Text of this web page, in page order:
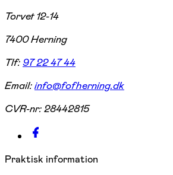
Torvet 12-14
7400 Herning
Tlf:97 22 47 44
Email:info@fofherning.dk
CVR-nr:28442815
Praktisk information